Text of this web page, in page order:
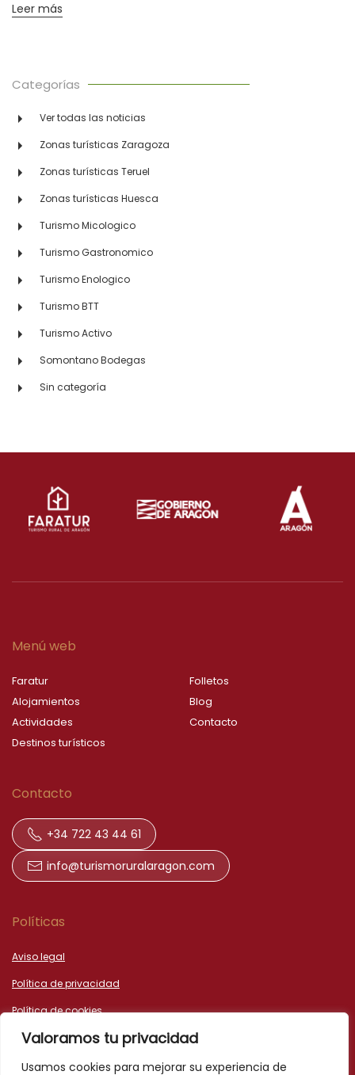
Valoramos tu privacidad
Usamos cookies para mejorar su experiencia de
Leer más
Categorías
Ver todas las noticias
Zonas turísticas Zaragoza
Zonas turísticas Teruel
Zonas turísticas Huesca
Turismo Micologico
Turismo Gastronomico
Turismo Enologico
Turismo BTT
Turismo Activo
Somontano Bodegas
Sin categoría
Menú web
Faratur
Alojamientos
Actividades
Destinos turísticos
Folletos
Blog
Contacto
Contacto
+34 722 43 44 61
info@turismoruralaragon.com
Políticas
Aviso legal
Política de privacidad
Política de cookies
Declaración de accesibilidad